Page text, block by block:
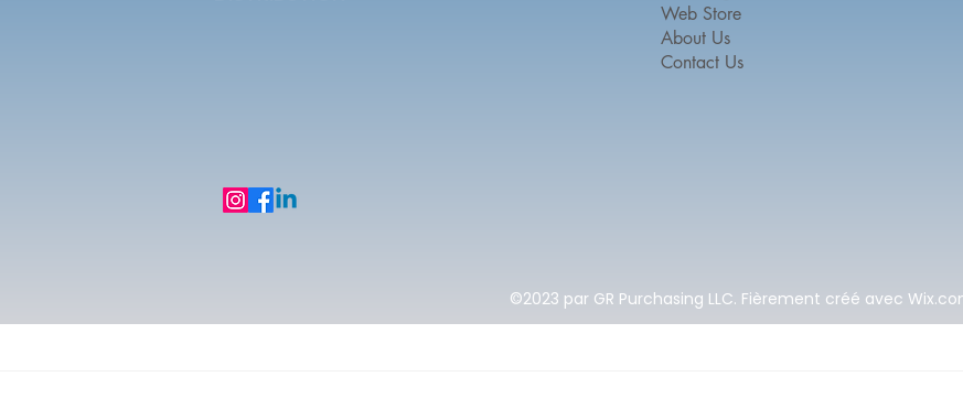
Web Store
About Us
Contact Us
©2023 par GR Purchasing LLC. Fièrement créé avec